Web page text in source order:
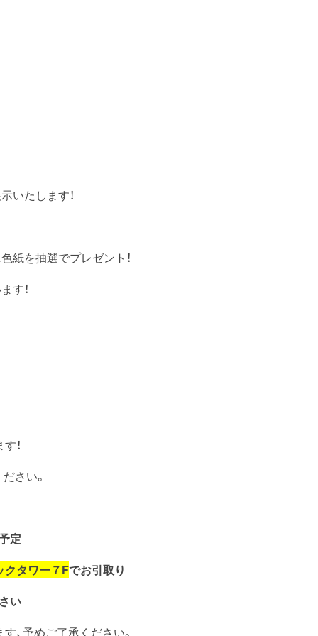
いたします！
紙を抽選でプレゼント！
す！
！
さい。
定
クタワー７Fでお引取り
い
、予めご了承ください。